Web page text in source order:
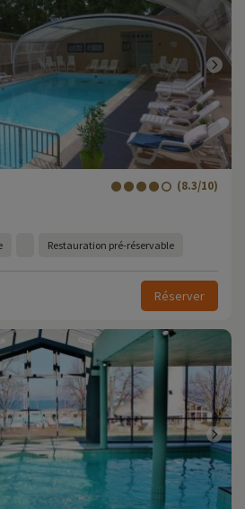
(8.3/10)
Restauration pré-réservable
Réserver